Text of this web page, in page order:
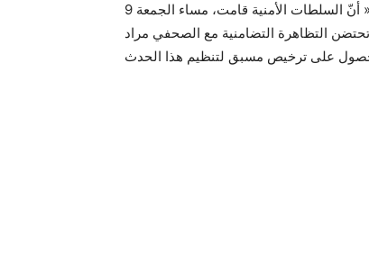
قالت عائلة الصحفي مراد الزغيدي مساء اليوم أنه يؤسفها أن تعلن « أنّ السلطات الأمنية قامت، مساء الجمعة 9
أن تحتضن التظاهرة التضامنية مع الصحفي مراد